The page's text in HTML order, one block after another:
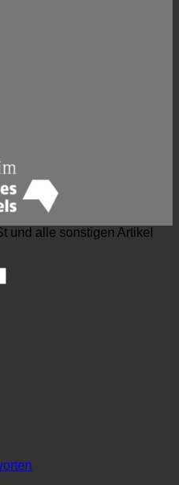
und alle sonstigen Artikel